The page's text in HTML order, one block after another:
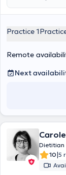
consultations via
Practice 1
Remote
Next
Dietitian
10|5